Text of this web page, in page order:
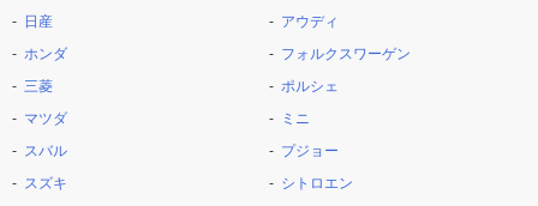
日産
ホンダ
三菱
マツダ
スバル
スズキ
アウディ
フォルクスワーゲン
ポルシェ
ミニ
プジョー
シトロエン